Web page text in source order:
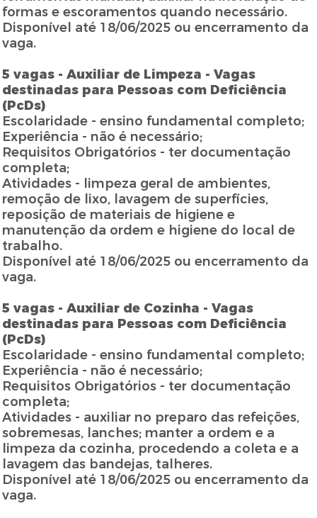
formas e escoramentos quando necessário.
Disponível até 18/06/2025 ou encerramento da
vaga.
5 vagas - Auxiliar de Limpeza - Vagas
destinadas para Pessoas com Deficiência
(PcDs)
Escolaridade - ensino fundamental completo;
Experiência - não é necessário;
Requisitos Obrigatórios - ter documentação
completa;
Atividades - limpeza geral de ambientes,
remoção de lixo, lavagem de superfícies,
reposição de materiais de higiene e
manutenção da ordem e higiene do local de
trabalho.
Disponível até 18/06/2025 ou encerramento da
vaga.
5 vagas - Auxiliar de Cozinha - Vagas
destinadas para Pessoas com Deficiência
(PcDs)
Escolaridade - ensino fundamental completo;
Experiência - não é necessário;
Requisitos Obrigatórios - ter documentação
completa;
Atividades - auxiliar no preparo das refeições,
sobremesas, lanches; manter a ordem e a
limpeza da cozinha, procedendo a coleta e a
lavagem das bandejas, talheres.
Disponível até 18/06/2025 ou encerramento da
vaga.